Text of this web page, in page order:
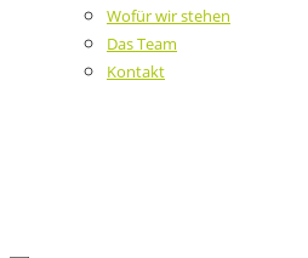
Wofür wir stehen
Das Team
Kontakt